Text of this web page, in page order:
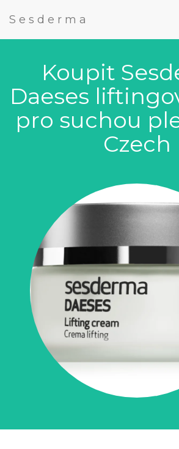
Sesderma
Koupit
Daeses
pro suchou
Czech